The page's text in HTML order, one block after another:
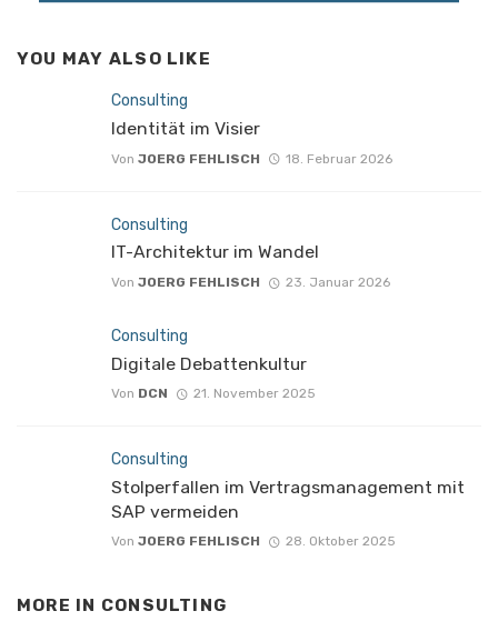
YOU MAY ALSO LIKE
Consulting
Identität im Visier
Von JOERG FEHLISCH 18. Februar 2026
Consulting
IT-Architektur im Wandel
Von JOERG FEHLISCH 23. Januar 2026
Consulting
Digitale Debattenkultur
Von DCN 21. November 2025
Consulting
Stolperfallen im Vertragsmanagement mit
SAP vermeiden
Von JOERG FEHLISCH 28. Oktober 2025
MORE IN CONSULTING